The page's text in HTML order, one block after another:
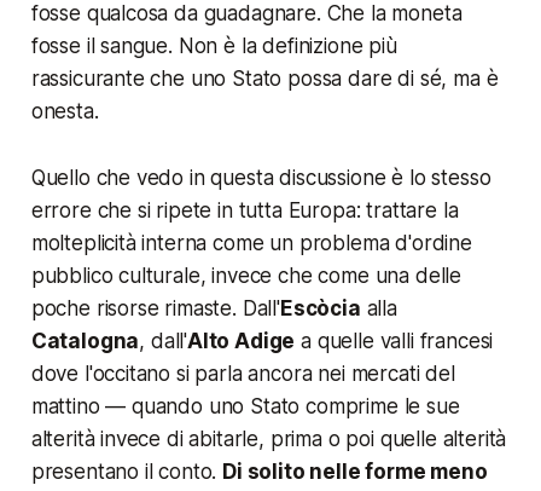
fosse qualcosa da guadagnare. Che la moneta
fosse il sangue. Non è la definizione più
rassicurante che uno Stato possa dare di sé, ma è
onesta.
Quello che vedo in questa discussione è lo stesso
errore che si ripete in tutta Europa: trattare la
molteplicità interna come un problema d'ordine
pubblico culturale, invece che come una delle
poche risorse rimaste. Dall'Escòcia alla
Catalogna, dall'Alto Adige a quelle valli francesi
dove l'occitano si parla ancora nei mercati del
mattino — quando uno Stato comprime le sue
alterità invece di abitarle, prima o poi quelle alterità
presentano il conto. Di solito nelle forme meno